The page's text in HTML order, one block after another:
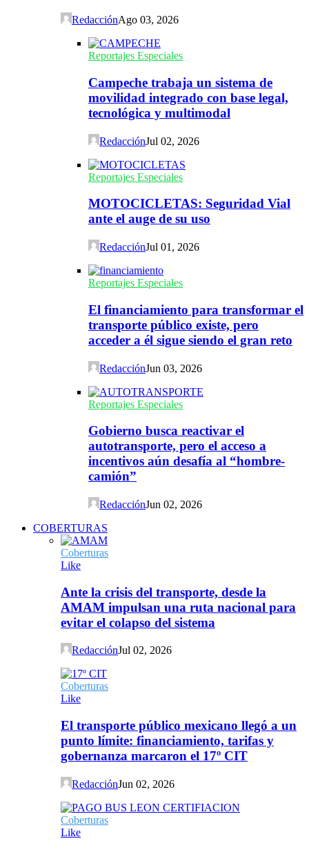
RedacciónAgo 03, 2026
Reportajes Especiales
Campeche trabaja un sistema de
movilidad integrado con base legal,
tecnológica y multimodal
RedacciónJul 02, 2026
Reportajes Especiales
MOTOCICLETAS: Seguridad Vial
ante el auge de su uso
RedacciónJul 01, 2026
Reportajes Especiales
El financiamiento para transformar el
transporte público existe, pero
acceder a él sigue siendo el gran reto
RedacciónJun 03, 2026
Reportajes Especiales
Gobierno busca reactivar el
autotransporte, pero el acceso a
incentivos aún desafía al “hombre-
camión”
RedacciónJun 02, 2026
COBERTURAS
Coberturas
Like
Ante la crisis del transporte, desde la
AMAM impulsan una ruta nacional para
evitar el colapso del sistema
RedacciónJul 02, 2026
Coberturas
Like
El transporte público mexicano llegó a un
punto límite: financiamiento, tarifas y
gobernanza marcaron el 17º CIT
RedacciónJun 02, 2026
Coberturas
Like